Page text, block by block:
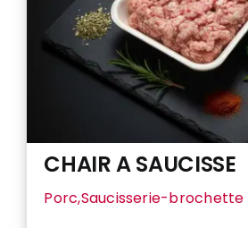
CHAIR A SAUCISSE
Porc,Saucisserie-brochette